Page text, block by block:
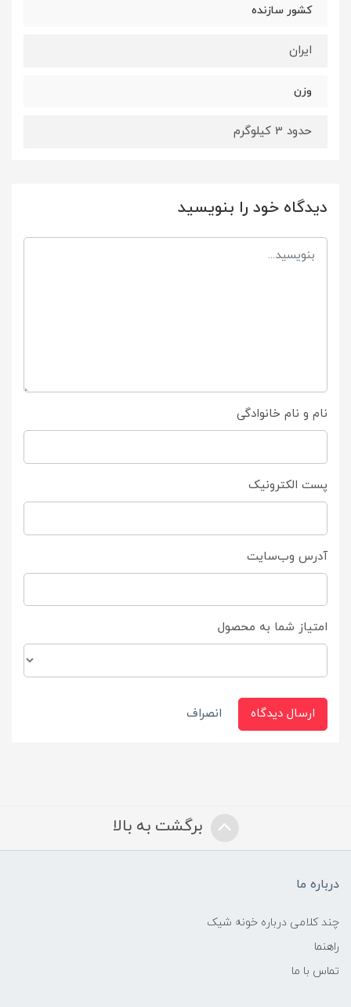
کشور سازنده
ایران
وزن
حدود 3 کیلوگرم
دیدگاه خود را بنویسید
نام و نام خانوادگی
پست الکترونیک
آدرس وب‌سایت
امتیاز شما به محصول
ارسال دیدگاه انصراف
برگشت به بالا
درباره ما
چند کلامی درباره خونه شیک
راهنما
تماس با ما